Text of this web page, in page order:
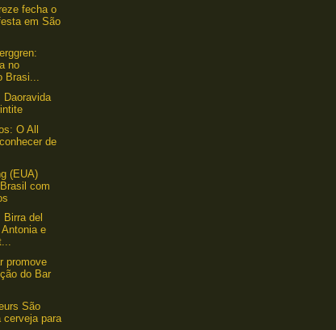
fecha o
em São
no
Brasi...
Daoravida
O All
de
(EUA)
com
Birra del
e
promove
do Bar
São
cerveja para